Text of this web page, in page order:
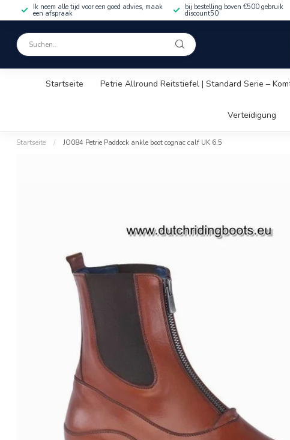
Ik neem alle tijd voor een goed advies, maak
een afspraak
bij bestelling boven €500 gebruik
discount50
Startseite Petrie Allround Reitstiefel | Standard Serie –
Verteidigung
Startseite / JO084 Petrie Paddock ankle boot cognac calf UK 6.5